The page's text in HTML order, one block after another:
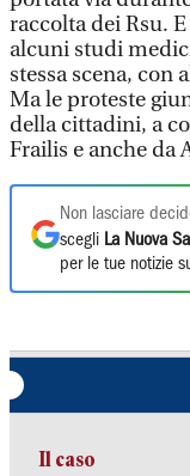
raccolta dei Rsu.
alcuni studi
stessa scena, con
Ma le proteste
della cittadini, a
Frailis e anche da
Non lasciare
scegli La Nuova
per le tue notizie
Il caso